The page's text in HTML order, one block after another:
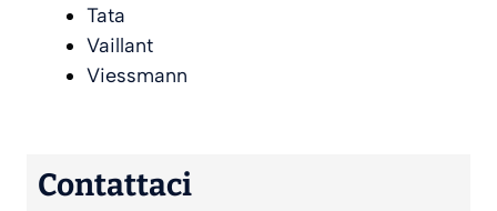
Tata
Vaillant
Viessmann
Contattaci